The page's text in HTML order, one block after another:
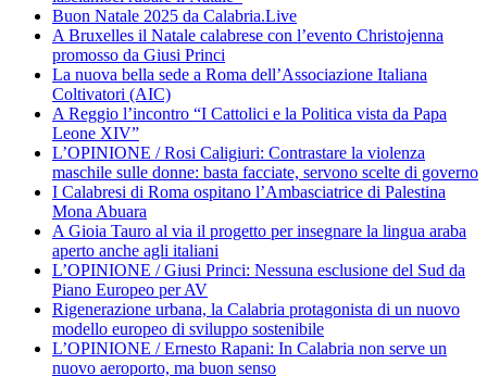
Buon Natale 2025 da Calabria.Live
A Bruxelles il Natale calabrese con l’evento Christojenna
promosso da Giusi Princi
La nuova bella sede a Roma dell’Associazione Italiana
Coltivatori (AIC)
A Reggio l’incontro “I Cattolici e la Politica vista da Papa
Leone XIV”
L’OPINIONE / Rosi Caligiuri: Contrastare la violenza
maschile sulle donne: basta facciate, servono scelte di governo
I Calabresi di Roma ospitano l’Ambasciatrice di Palestina
Mona Abuara
A Gioia Tauro al via il progetto per insegnare la lingua araba
aperto anche agli italiani
L’OPINIONE / Giusi Princi: Nessuna esclusione del Sud da
Piano Europeo per AV
Rigenerazione urbana, la Calabria protagonista di un nuovo
modello europeo di sviluppo sostenibile
L’OPINIONE / Ernesto Rapani: In Calabria non serve un
nuovo aeroporto, ma buon senso